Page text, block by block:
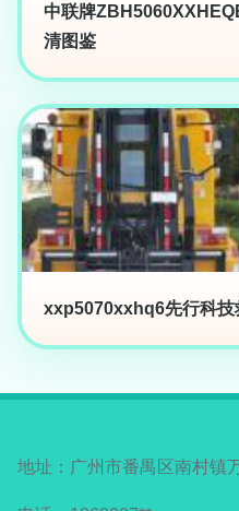
中联牌
清图鉴
xxp5070xxhq6先行科技
地址：广州市番禺区南村镇